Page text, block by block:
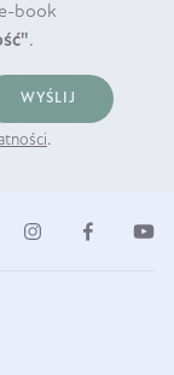
book
.
WYŚLIJ
.